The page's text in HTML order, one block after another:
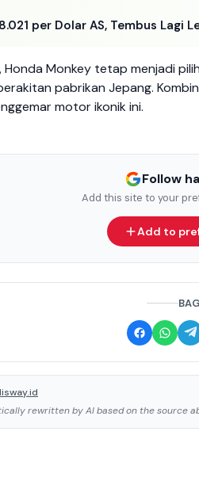
per Dolar AS, Tembus Lagi
Honda Monkey tetap menjadi
pabrikan Jepang.
motor ikonik ini.
Follow
Add this site to your
Add to
rewritten by AI based on the source